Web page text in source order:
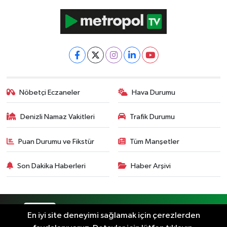
Nöbetçi Eczaneler Hava Durumu
Denizli Namaz Vakitleri Trafik Durumu
Puan Durumu ve Fikstür Tüm Manşetler
Son Dakika Haberleri Haber Arşivi
RSS Copyright © 2024. Her hakkı saklıdır.
En iyi site deneyimi sağlamak için çerezlerden